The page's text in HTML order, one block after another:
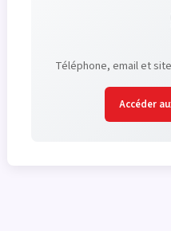
Téléphone, email et
Accéder